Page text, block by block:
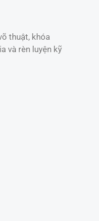
thuật, khóa
và rèn luyện kỹ